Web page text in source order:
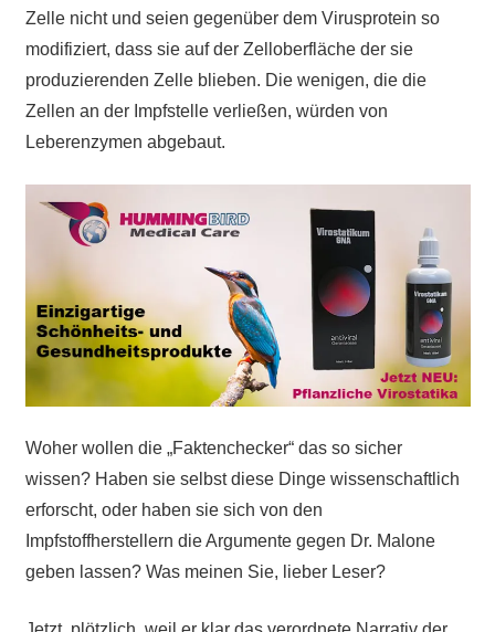
Zelle nicht und seien gegenüber dem Virusprotein so
modifiziert, dass sie auf der Zelloberfläche der sie
produzierenden Zelle blieben. Die wenigen, die die
Zellen an der Impfstelle verließen, würden von
Leberenzymen abgebaut.
Woher wollen die „Faktenchecker“ das so sicher
wissen? Haben sie selbst diese Dinge wissenschaftlich
erforscht, oder haben sie sich von den
Impfstoffherstellern die Argumente gegen Dr. Malone
geben lassen? Was meinen Sie, lieber Leser?